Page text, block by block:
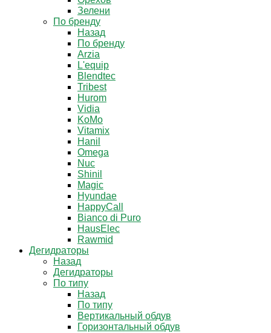
Зелени
По бренду
Назад
По бренду
Arzia
L'equip
Blendtec
Tribest
Hurom
Vidia
KoMo
Vitamix
Hanil
Omega
Nuc
Shinil
Magic
Hyundae
HappyCall
Bianco di Puro
HausElec
Rawmid
Дегидраторы
Назад
Дегидраторы
По типу
Назад
По типу
Вертикальный обдув
Горизонтальный обдув